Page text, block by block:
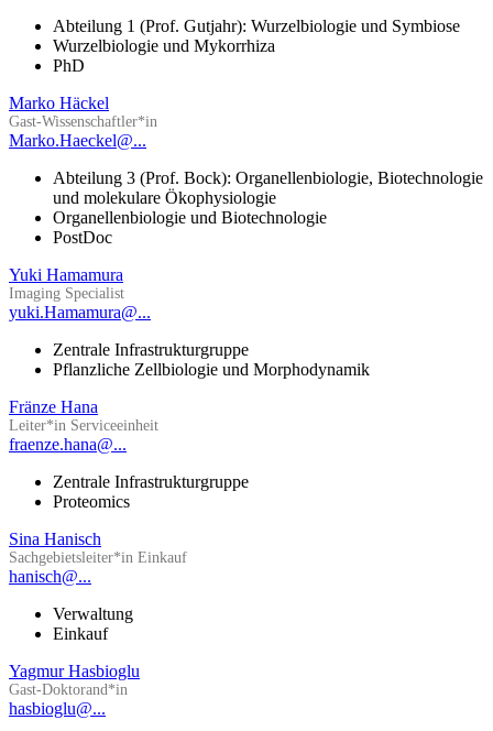
Abteilung 1 (Prof. Gutjahr): Wurzelbiologie und Symbiose
Wurzelbiologie und Mykorrhiza
PhD
Marko Häckel
Gast-Wissenschaftler*in
Marko.Haeckel@...
Abteilung 3 (Prof. Bock): Organellenbiologie, Biotechnologie
und molekulare Ökophysiologie
Organellenbiologie und Biotechnologie
PostDoc
Yuki Hamamura
Imaging Specialist
yuki.Hamamura@...
Zentrale Infrastrukturgruppe
Pflanzliche Zellbiologie und Morphodynamik
Fränze Hana
Leiter*in Serviceeinheit
fraenze.hana@...
Zentrale Infrastrukturgruppe
Proteomics
Sina Hanisch
Sachgebietsleiter*in Einkauf
hanisch@...
Verwaltung
Einkauf
Yagmur Hasbioglu
Gast-Doktorand*in
hasbioglu@...